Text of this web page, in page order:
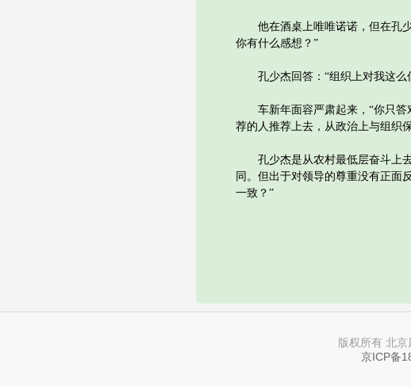
他在酒桌上唯唯诺诺，但在孔少
你有什么感想？”
孔少杰回答：“组织上对我这么
车新年面容严肃起来，“你只答
荐的人推荐上去，从政治上与组织
孔少杰是从农村最低层奋斗上去
同。但出于对领导的尊重没有正面
一致？”
版权所有 北
京ICP备